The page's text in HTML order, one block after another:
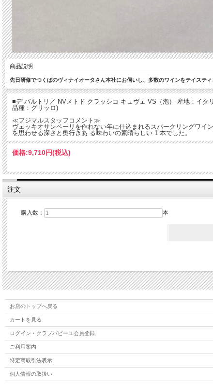
商品説明
先日研修でつくばのヴィナイオータさん本社にお伺いし、多数のワインをテイステ
■デ バルトリ／ NVメトド クラッシコ キュヴェ VS（泡） 産地：イタ
品種：グリッロ)
≪フジマルスタッフコメント≫
ヴェッキオサンペーリを作れない年に仕込まれるスパークリングワイ
を思わせる深さと奥行きあ る味わいの素晴らしい 1 本でした。
価格:9,710円(税込)
注文
購入数： 本
お店のトップへ戻る
カートを見る
ログイン・クラブパピーユ会員登録
ご利用案内
特定商取引法表示
個人情報の取扱い